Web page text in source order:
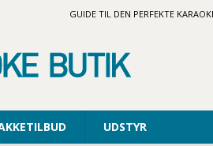
GUIDE TIL DEN PERFEKTE
UDSTYR